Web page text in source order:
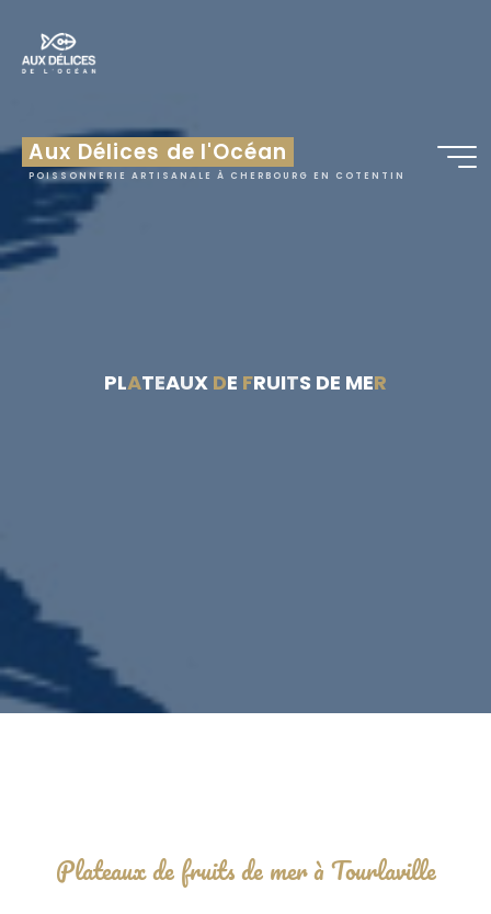
Aux Délices de l'Océan
POISSONNERIE ARTISANALE À CHERBOURG EN COTENTIN
PLATEAUX DE FRUITS DE MER
Plateaux de fruits de mer à Tourlaville